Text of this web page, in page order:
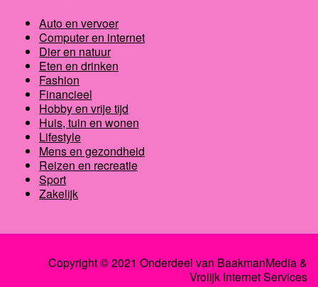
Auto en vervoer
Computer en internet
Dier en natuur
Eten en drinken
Fashion
Financieel
Hobby en vrije tijd
Huis, tuin en wonen
Lifestyle
Mens en gezondheid
Reizen en recreatie
Sport
Zakelijk
Copyright © 2021 Onderdeel van BaakmanMedia&
Vrolijk Internet Services